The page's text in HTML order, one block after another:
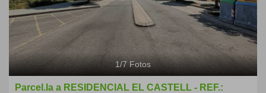
1/7 Fotos
Parcel.la a RESIDENCIAL EL CASTELL - REF.: